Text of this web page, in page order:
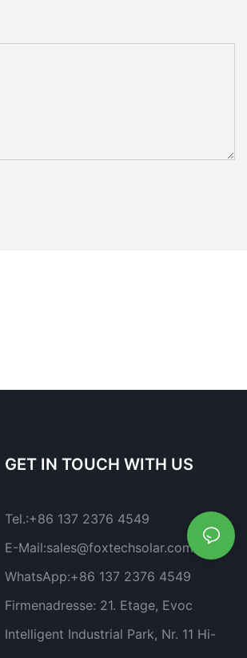
GET IN TOUCH WITH US
Tel.:+86 137 2376 4549
E-Mail:sales@foxtechsolar.com
WhatsApp:+86 137 2376 4549
Firmenadresse: 21. Etage, Evoc
Intelligent Industrial Park, Nr. 11 Hi-